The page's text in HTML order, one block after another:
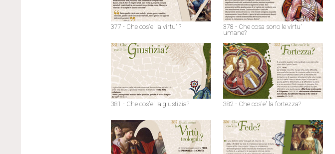
377 - Che cos'e' la virtu' ?
378 - Che cosa sono le virtu'
umane?
381 - Che cos'e' la giustizia? 382 - Che cos'e' la fortezza?